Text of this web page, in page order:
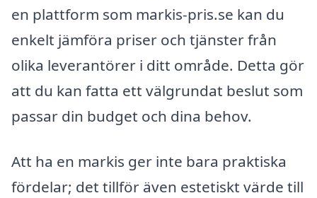
en plattform som markis-pris.se kan du
enkelt jämföra priser och tjänster från
olika leverantörer i ditt område. Detta gör
att du kan fatta ett välgrundat beslut som
passar din budget och dina behov.
Att ha en markis ger inte bara praktiska
fördelar; det tillför även estetiskt värde till